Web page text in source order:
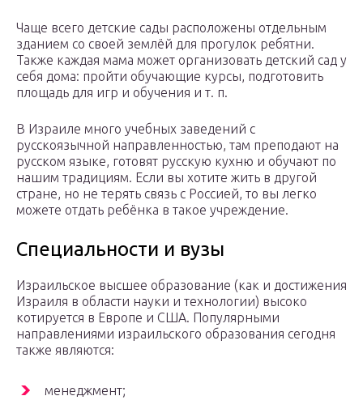
Чаще всего детские сады расположены отдельным
зданием со своей землёй для прогулок ребятни.
Также каждая мама может организовать детский сад у
себя дома: пройти обучающие курсы, подготовить
площадь для игр и обучения и т. п.
В Израиле много учебных заведений с
русскоязычной направленностью, там преподают на
русском языке, готовят русскую кухню и обучают по
нашим традициям. Если вы хотите жить в другой
стране, но не терять связь с Россией, то вы легко
можете отдать ребёнка в такое учреждение.
Специальности и вузы
Израильское высшее образование (как и достижения
Израиля в области науки и технологии) высоко
котируется в Европе и США. Популярными
направлениями израильского образования сегодня
также являются:
менеджмент;